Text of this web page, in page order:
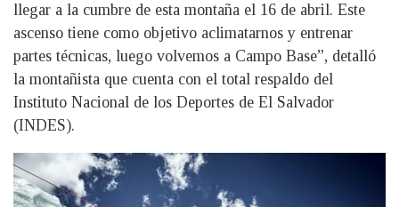
llegar a la cumbre de esta montaña el 16 de abril. Este
ascenso tiene como objetivo aclimatarnos y entrenar
partes técnicas, luego volvemos a Campo Base”, detalló
la montañista que cuenta con el total respaldo del
Instituto Nacional de los Deportes de El Salvador
(INDES).